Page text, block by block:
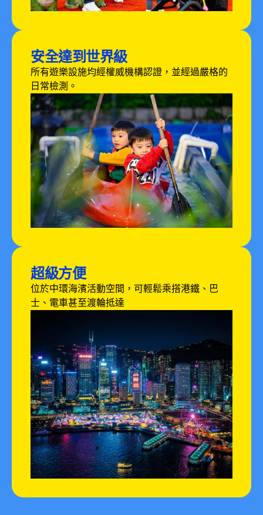
安全達到世界級
所有遊樂設施均經權威機構認證，並經過嚴格的
日常檢測。
超級方便
位於中環海濱活動空間，可輕鬆乘搭港鐵、巴
士、電車甚至渡輪抵達